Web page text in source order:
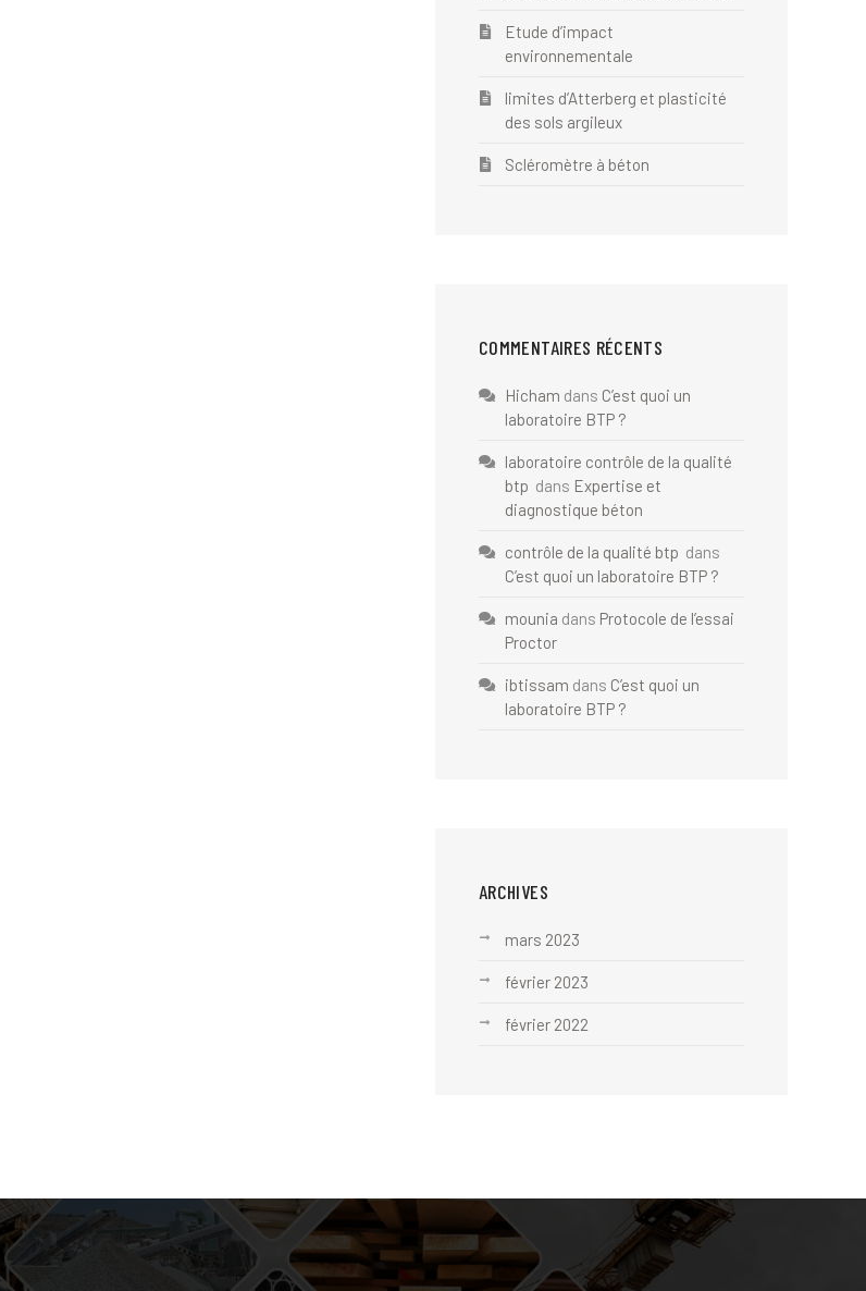
Etude d’impact
environnementale
limites d’Atterberg et plasticité
des sols argileux
Scléromètre à béton
COMMENTAIRES RÉCENTS
Hicham dans C’est quoi un
laboratoire BTP ?
laboratoire contrôle de la qualité
btp dans Expertise et
diagnostique béton
contrôle de la qualité btp dans
C’est quoi un laboratoire BTP ?
mounia dans Protocole de l’essai
Proctor
ibtissam dans C’est quoi un
laboratoire BTP ?
ARCHIVES
mars 2023
février 2023
février 2022